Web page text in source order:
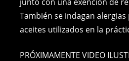
También se indagan alergias
aceites utilizados en la
PRÓXIMAMENTE VIDEO